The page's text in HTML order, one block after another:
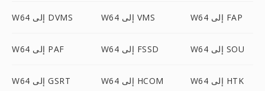
W64 إلى DVMS W64 إلى VMS W64 إلى FAP
W64 إلى PAF W64 إلى FSSD W64 إلى SOU
W64 إلى GSRT W64 إلى HCOM W64 إلى HTK